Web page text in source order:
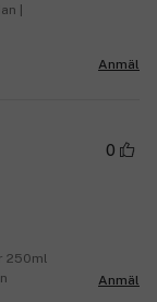
|
Anmäl
0
250ml
Anmäl